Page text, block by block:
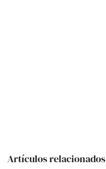
Artículos relacionados